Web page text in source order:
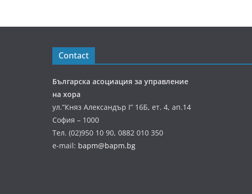
Contact
Българска асоциация за управление
на хора
ул.”Княз Александър І” 16Б, ет. 4, ап.14
София – 1000
Тел. (02)950 10 90, 0882 010 350
e-mail: bapm@bapm.bg